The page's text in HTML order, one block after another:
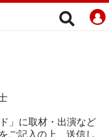
」に取材・出演など
ご記入の上、送信し